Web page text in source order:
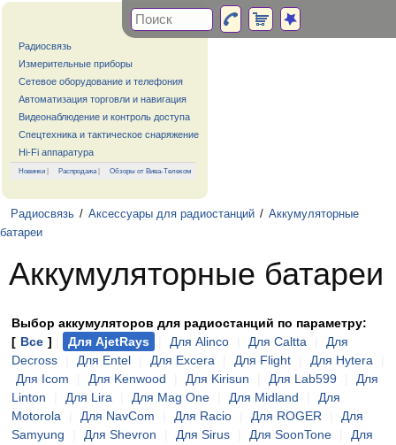
Радиосвязь
Измерительные приборы
Сетевое оборудование и телефония
Автоматизация торговли и навигация
Видеонаблюдение и контроль доступа
Спецтехника и тактическое снаряжение
Hi-Fi аппаратура
Новинки | Распродажа| Обзоры от Вива-Телеком
Радиосвязь / Аксессуары для радиостанций / Аккумуляторные
батареи
Аккумуляторные батареи
Выбор аккумуляторов для радиостанций по параметру:
[ Все ] Для AjetRays Для Alinco Для Caltta
Для
Decross
Для Entel Для Excera Для Flight Для Hytera
Для Icom
Для Kenwood Для Kirisun Для Lab599
Для
Linton
Для Lira Для Mag One Для Midland
Для
Motorola
Для NavCom Для Racio Для ROGER
Для
Samyung
Для Shevron Для Sirus Для SoonTone
Для